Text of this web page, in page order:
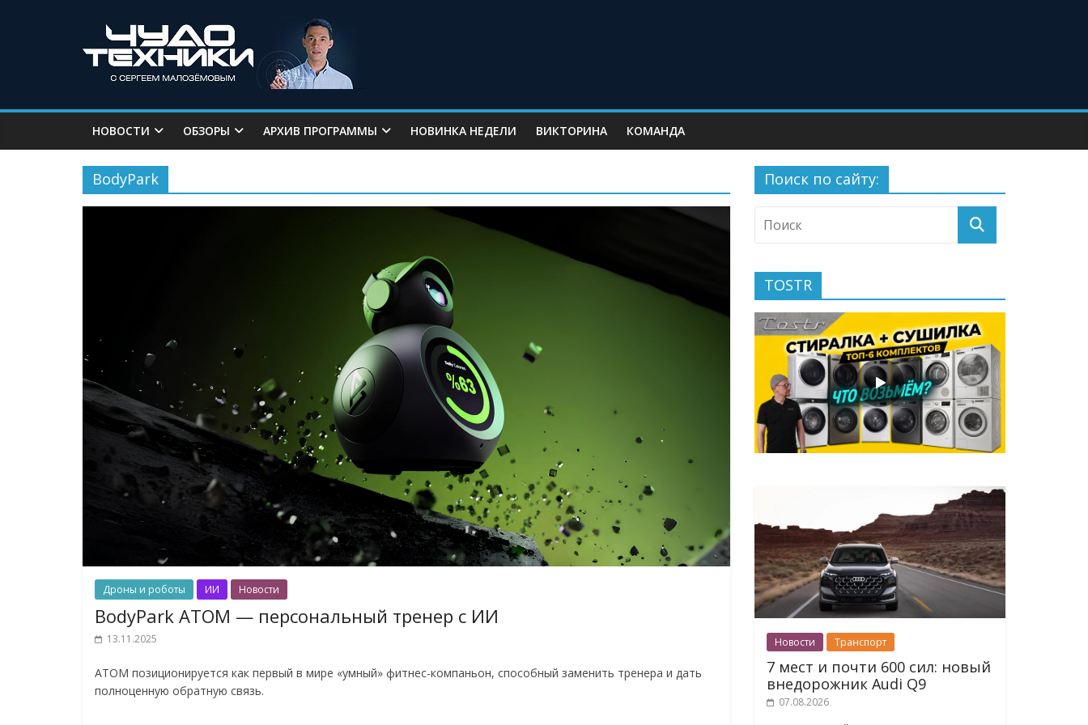
НОВОСТИ ОБЗОРЫ АРХИВ ПРОГРАММЫ НОВИНКА НЕДЕЛИ ВИКТОРИНА КОМАНДА
BodyPark
Дроны и роботы ИИ Новости
BodyPark ATOM — персональный тренер с ИИ
13.11.2025
ATOM позиционируется как первый в мире «умный» фитнес-компаньон, способный заменить тренера и дать
полноценную обратную связь.
Поиск по сайту:
TOSTR
Новости Транспорт
7 мест и почти 600 сил: новый
внедорожник Audi Q9
07.08.2026